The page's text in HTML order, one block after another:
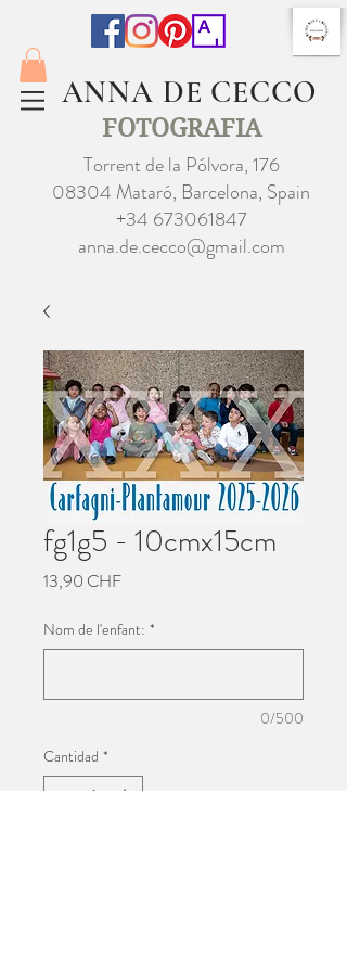
ANNA DE CECCO
FOTOGRAFIA
Torrent de la Pólvora, 176
08304 Mataró, Barcelona, Spain
+34 673061847
anna.de.cecco@gmail.com
fg1g5 - 10cmx15cm
13,90 CHFPrecio
Nom de l'enfant: *
0/500
Cantidad *